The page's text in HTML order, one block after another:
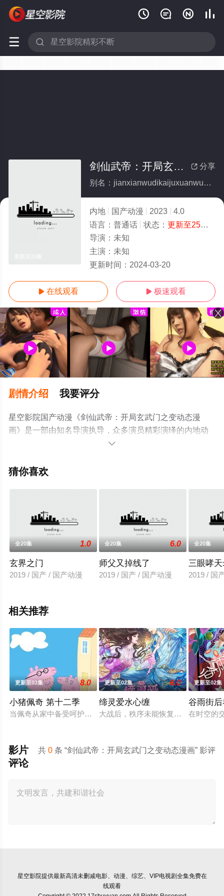
   
 
 分享
剑仙武帝：开局玄武门之变动态漫画
别名：jianxianwudikaijuxuanwumenzhibiandongtaimanhua
内地 国产动漫 2023
4.0
语言： 普通话 状态： 更新至25集
导演： 未知
主演： 未知
更新时间： 2024-03-20
 在线观看  极速观看
剧情介绍 我要评分
星空影院国产动漫《剑仙武帝：开局玄武门之变动态漫
画》是一部由知名导演执导，众多演员精彩演绎的内地动
漫，手机免费观看高清无删减完整版动漫全集就上星空电
等平台了解。

猜你喜欢
全20集 1.0
玄界之门
2019 / 国产 / 国产动漫
全20集 6.0
师父又掉线了
2019 / 国产 / 国产动漫
全20集
三眼哮
2019 / 国
相关推荐
更新至03集 8.0
小猪佩奇 第十二季
当佩奇从家中备受呵护的"小妹妹"一跃成为肩负责任的"大姐姐"，
更新至02集 6.0
缔灵爱水心缠
大战后，秩序未能恢复，世界陷入
更新至02集
谷雨街
在时空的
共0 条 “剑仙武帝：开局玄武门之变动态漫画” 影评
影片
评论
星空影院提供最新高清未删减电影、动漫、综艺、VIP电视剧全集免费在
线观看